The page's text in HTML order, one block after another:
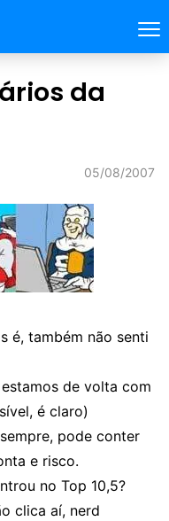
da
05/08/2007
é, também não senti
de volta com
é claro)
pode conter
e risco.
no Top 10,5?
clica aí, nerd